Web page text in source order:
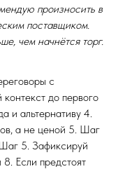
произносить в
поставщиком.
чем начнётся торг.
с
до первого
и альтернативу 4.
а не ценой 5. Шаг
5. Зафиксируй
8. Если предстоят